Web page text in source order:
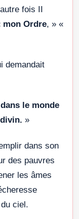
fois II
mon Ordre, » «
demandait
le monde
»
dans son
des pauvres
les âmes
ciel.